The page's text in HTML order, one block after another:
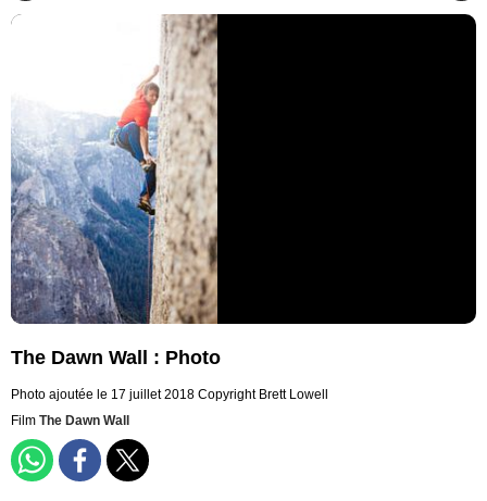
The Dawn Wall : Photo
Photo ajoutée le 17 juillet 2018 Copyright Brett Lowell
Film The Dawn Wall